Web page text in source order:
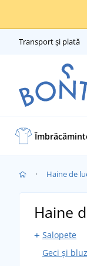
Transport și plată
Haine de
Haine
Salopete
Geci și